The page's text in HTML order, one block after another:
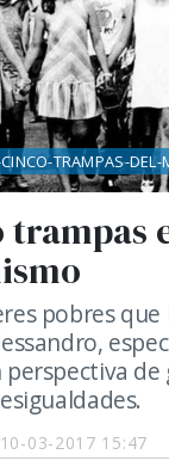
10-03-2017 15:47
trampas
pobres
TRAMPAS-DEL-